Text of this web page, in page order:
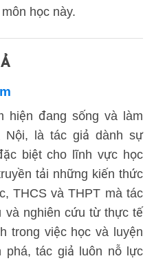
học này.
hiện đang sống và làm
Nội, là tác giả dành sự
biệt cho lĩnh vực học
tải những kiến thức
THCS và THPT mà tác
nghiên cứu từ thực tế
trong việc học và luyện
phá, tác giả luôn nỗ lực